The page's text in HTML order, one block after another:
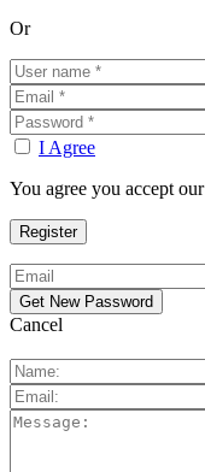
Or
I Agree
You agree you accept
Cancel